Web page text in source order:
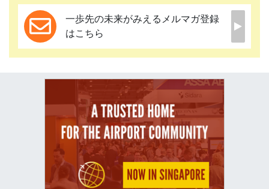
一歩先の未来がみえるメルマガ登録
はこちら